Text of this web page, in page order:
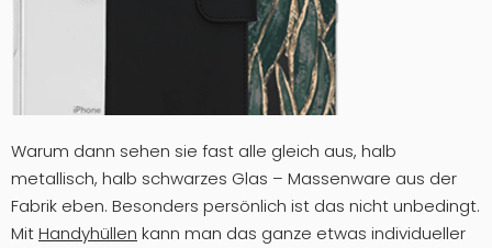
Warum dann sehen sie fast alle gleich aus, halb
metallisch, halb schwarzes Glas – Massenware aus der
Fabrik eben. Besonders persönlich ist das nicht unbedingt.
MitHandyhüllen kann man das ganze etwas individueller